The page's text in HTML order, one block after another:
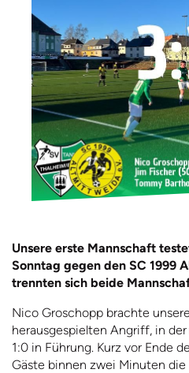
Unsere erste Mannschaft
Sonntag gegen den SC 1999
trennten sich beide
Nico Groschopp brachte
herausgespielten Angriff, in
1:0 in Führung. Kurz vor Ende
Gäste binnen zwei Minuten